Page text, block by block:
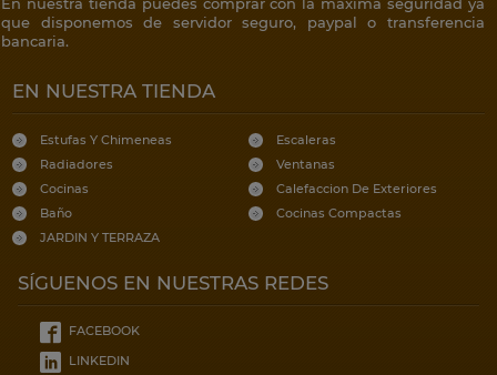
que disponemos de servidor seguro, paypal o transferencia
bancaria.
EN NUESTRA TIENDA
Estufas Y Chimeneas
Radiadores
Cocinas
Baño
JARDIN Y TERRAZA
Escaleras
Ventanas
Calefaccion De Exteriores
Cocinas Compactas
SÍGUENOS EN NUESTRAS REDES
FACEBOOK
LINKEDIN